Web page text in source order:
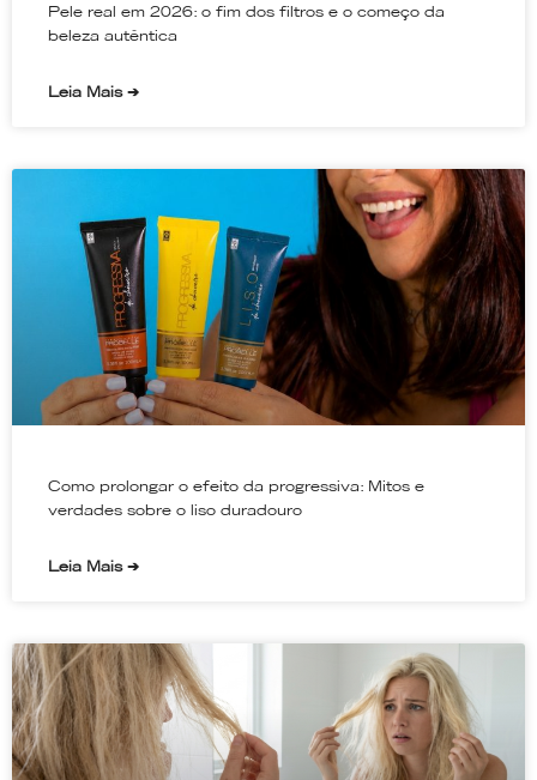
Pele real em 2026: o fim dos filtros e o começo da
beleza autêntica
Leia Mais ➔
Como prolongar o efeito da progressiva: Mitos e
verdades sobre o liso duradouro
Leia Mais ➔